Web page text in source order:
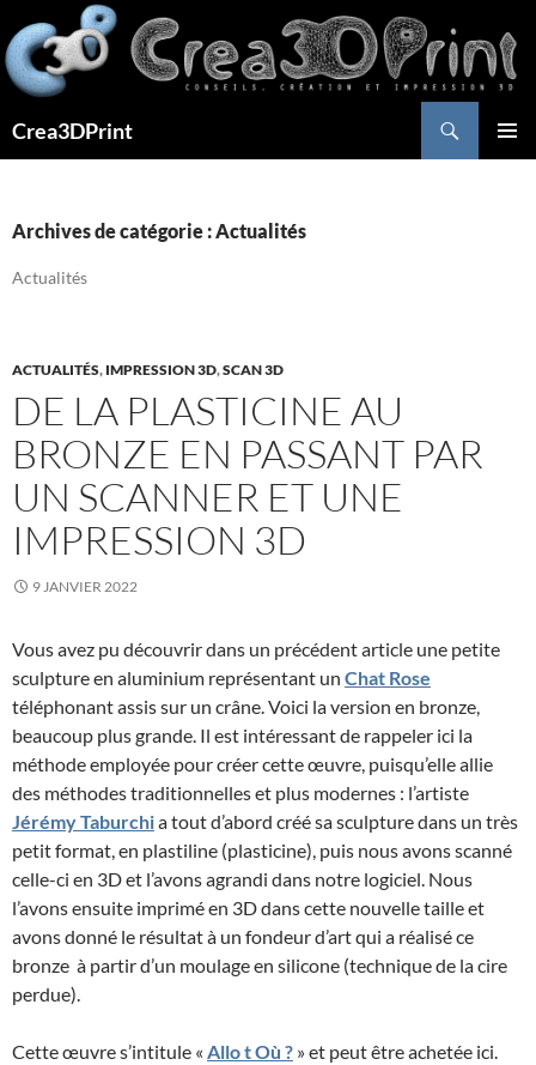
au
contenu
Crea3DPrint
Archives de catégorie : Actualités
Actualités
ACTUALITÉS, IMPRESSION 3D,SCAN 3D
DE LA PLASTICINE AU
BRONZE EN PASSANT PAR
UN SCANNER ET UNE
IMPRESSION 3D
9 JANVIER 2022
Vous avez pu découvrir dans un précédent article une petite
sculpture en aluminium représentant un Chat Rose
téléphonant assis sur un crâne. Voici la version en bronze,
beaucoup plus grande. Il est intéressant de rappeler ici la
méthode employée pour créer cette œuvre, puisqu’elle allie
des méthodes traditionnelles et plus modernes : l’artiste
Jérémy Taburchia tout d’abord créé sa sculpture dans un très
petit format, en plastiline (plasticine), puis nous avons scanné
celle-ci en 3D et l’avons agrandi dans notre logiciel. Nous
l’avons ensuite imprimé en 3D dans cette nouvelle taille et
avons donné le résultat à un fondeur d’art qui a réalisé ce
bronze à partir d’un moulage en silicone (technique de la cire
perdue).
Cette œuvre s’intitule « Allo t Où ? » et peut être achetée ici.